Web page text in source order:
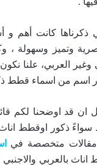
ذكرناها كانت أهم
وتميز وسهولة ،
وغير العربي، علنا
اسم من اسماء قطط
ان قد اوضحنا لكم
ذكور اوقطط اناث
مقالات متخصصة في
اناث بالعربي